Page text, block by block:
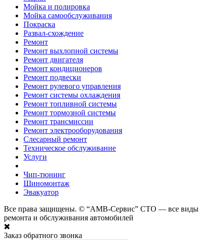
Мойка и полировка
Мойка самообслуживания
Покраска
Развал-схождение
Ремонт
Ремонт выхлопной системы
Ремонт двигателя
Ремонт кондиционеров
Ремонт подвески
Ремонт рулевого управления
Ремонт системы охлаждения
Ремонт топливной системы
Ремонт тормозной системы
Ремонт трансмиссии
Ремонт электрооборудования
Слесарный ремонт
Техническое обслуживание
Услуги
Чип-тюнинг
Шиномонтаж
Эвакуатор
Все права защищены. © “АМВ-Сервис” СТО — все виды
ремонта и обслуживания автомобилей
Заказ обратного звонка